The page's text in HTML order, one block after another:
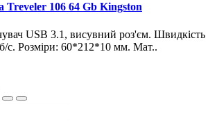
106 64 Gb Kingston
USB 3.1, висувний роз'єм. Швидкість
с. Розміри: 60*212*10 мм. Мат..